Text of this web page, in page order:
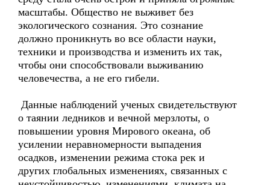
масштабы. Общество не выживет без
экологического сознания. Это сознание
должно проникнуть во все области науки,
техники и производства и изменить их так,
чтобы они способствовали выживанию
человечества, а не его гибели.
Данные наблюдений ученых свидетельствуют
о таянии ледников и вечной мерзлоты, о
повышении уровня Мирового океана, об
усилении неравномерности выпадения
осадков, изменении режима стока рек и
других глобальных изменениях, связанных с